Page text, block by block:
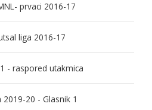
prvaci 2016-17
liga 2016-17
- raspored utakmica
20 - Glasnik 1